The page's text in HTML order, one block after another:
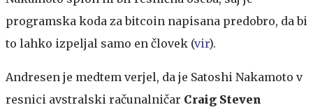
programska koda za bitcoin napisana predobro, da bi
to lahko izpeljal samo en človek (vir).
Andresen je medtem verjel, da je Satoshi Nakamoto v
resnici avstralski računalničar Craig Steven